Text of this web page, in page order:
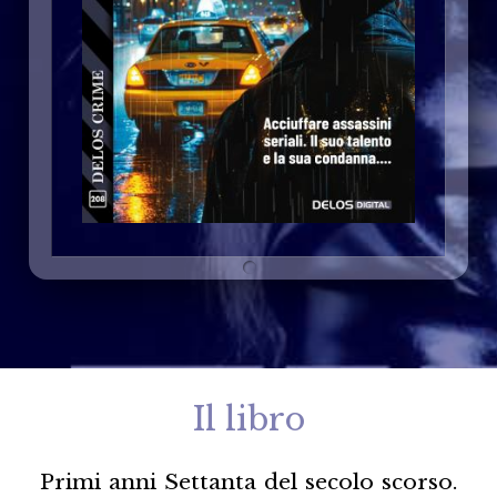
Il libro
Primi anni Settanta del secolo scorso.